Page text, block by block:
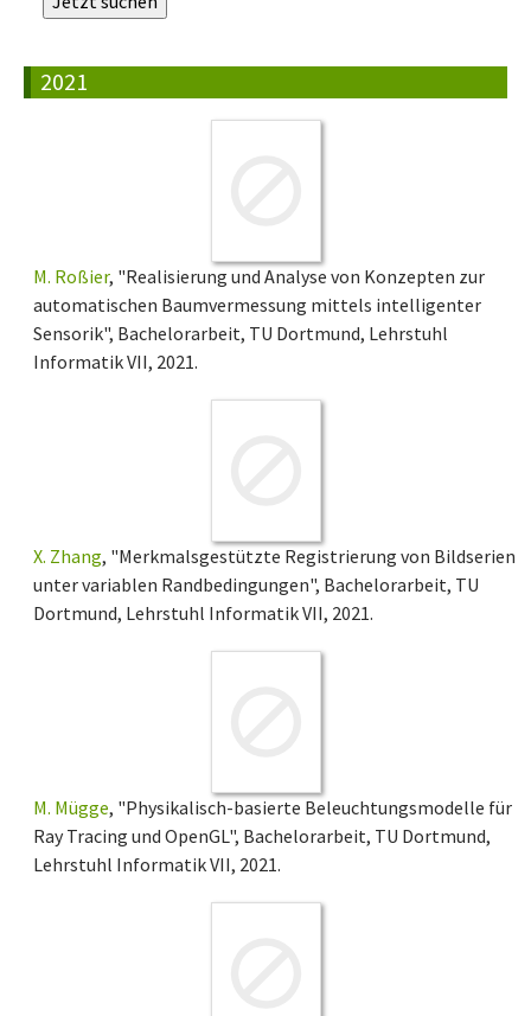
2021
M. Roßier, "Realisierung und Analyse von Konzepten zur
automatischen Baumvermessung mittels intelligenter
Sensorik", Bachelorarbeit, TU Dortmund, Lehrstuhl
Informatik VII, 2021.
X. Zhang, "Merkmalsgestützte Registrierung von Bildserien
unter variablen Randbedingungen", Bachelorarbeit, TU
Dortmund, Lehrstuhl Informatik VII, 2021.
M. Mügge, "Physikalisch-basierte Beleuchtungsmodelle für
Ray Tracing und OpenGL", Bachelorarbeit, TU Dortmund,
Lehrstuhl Informatik VII, 2021.